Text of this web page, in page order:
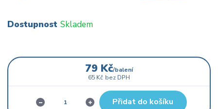
Dostupnost Skladem
79 Kč/balení
65 Kč bez DPH
Přidat do košíku